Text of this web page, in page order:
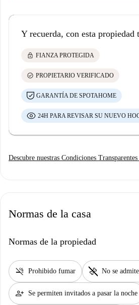
Y recuerda, con esta propiedad
lock FIANZA PROTEGIDA
check_circle PROPIETARIO VERIFICADO
GARANTÍA DE SPOTAHOME
24H PARA REVISAR SU NUEVO
Descubre nuestras Condiciones
Normas de la casa
Normas de la propiedad
smoke_free Prohibido fumar pet_supplies No se
person_add Se permiten invitados a pasar la noche